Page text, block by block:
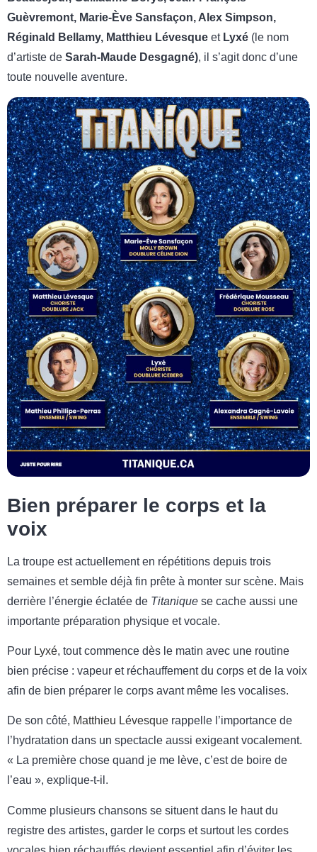
Guèvremont, Marie-Ève Sansfaçon, Alex Simpson,
Réginald Bellamy, Matthieu Lévesque et Lyxé (le nom
d’artiste de Sarah-Maude Desgagné), il s’agit donc d’une
toute nouvelle aventure.
Bien préparer le corps et la
voix
La troupe est actuellement en répétitions depuis trois
semaines et semble déjà fin prête à monter sur scène. Mais
derrière l’énergie éclatée de Titanique se cache aussi une
importante préparation physique et vocale.
Pour Lyxé, tout commence dès le matin avec une routine
bien précise : vapeur et réchauffement du corps et de la voix
afin de bien préparer le corps avant même les vocalises.
De son côté, Matthieu Lévesque rappelle l’importance de
l’hydratation dans un spectacle aussi exigeant vocalement.
« La première chose quand je me lève, c’est de boire de
l’eau », explique-t-il.
Comme plusieurs chansons se situent dans le haut du
registre des artistes, garder le corps et surtout les cordes